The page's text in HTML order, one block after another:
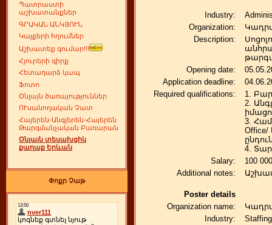
Պատրաստի
աշխատանքներ
ԳՐԱԿԱՆ ԱՆԿՅՈՒՆ
Կայքերի հղումներ
Աշխատեք գումար!!!
Հյուրերի գիրք
Հետադարձ կապ
Ֆոտո
Օնլայն ծառայություններ
ՈՒսանողական Չատ
Հայերեն-Անգլերեն-Հայերեն
Թարգմանչական Բառարան
Օնլայն տեսախցիկ
քաղաք Երևան
Փոքր Չաթ
Industry:
Organization:
Description:
Opening date:
Application deadline:
Required qualifications:
1.
2.
3.
4.
Salary:
100
Additional notes:
Poster details
Organization name:
Industry: